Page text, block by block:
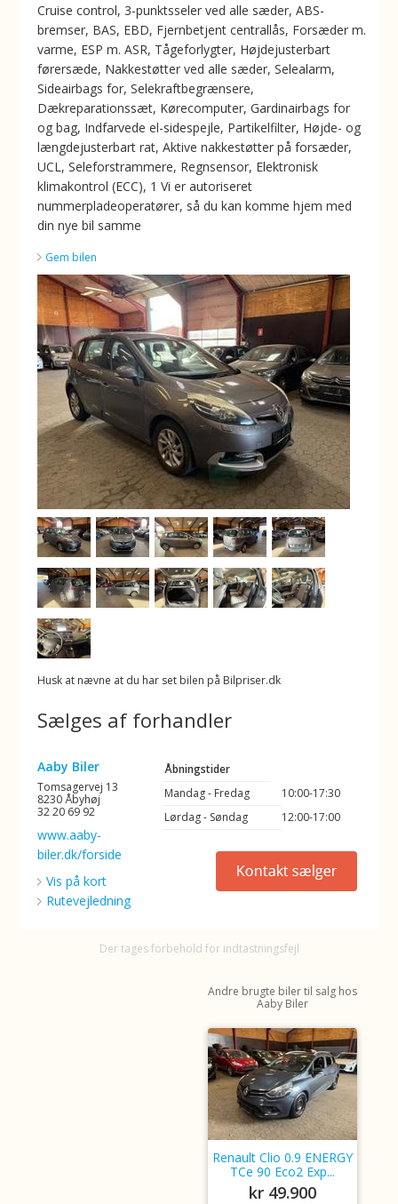
Cruise control, 3-punktsseler ved alle sæder, ABS-
bremser, BAS, EBD, Fjernbetjent centrallås, Forsæder m.
varme, ESP m. ASR, Tågeforlygter, Højdejusterbart
førersæde, Nakkestøtter ved alle sæder, Selealarm,
Sideairbags for, Selekraftbegrænsere,
Dækreparationssæt, Kørecomputer, Gardinairbags for
og bag, Indfarvede el-sidespejle, Partikelfilter, Højde- og
længdejusterbart rat, Aktive nakkestøtter på forsæder,
UCL, Seleforstrammere, Regnsensor, Elektronisk
klimakontrol (ECC), 1 Vi er autoriseret
nummerpladeoperatører, så du kan komme hjem med
din nye bil samme
Gem bilen
Husk at nævne at du har set bilen på Bilpriser.dk
Sælges af forhandler
Aaby Biler
Tomsagervej 13
8230 Åbyhøj
32 20 69 92
www.aaby-
biler.dk/forside
Vis på kort
Rutevejledning
Åbningstider
Mandag - Fredag
10:00-17:30
Lørdag - Søndag
12:00-17:00
Der tages forbehold for indtastningsfejl
Andre brugte biler til salg hos
Aaby Biler
Renault Clio 0.9 ENERGY
TCe 90 Eco2 Exp...
kr 49.900